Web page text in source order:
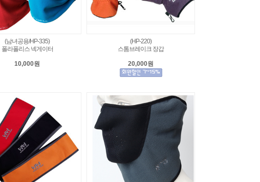
(남녀공용/HP-335)
폴라폴리스 넥게이터
10,000원
(HP-220)
스톰브레이크 장갑
20,000원